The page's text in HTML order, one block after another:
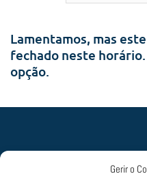
Gerir o
Lamentamos, mas
fechado neste
opção.